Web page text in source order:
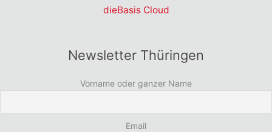
dieBasis Cloud
Newsletter Thüringen
Vorname oder ganzer Name
Email